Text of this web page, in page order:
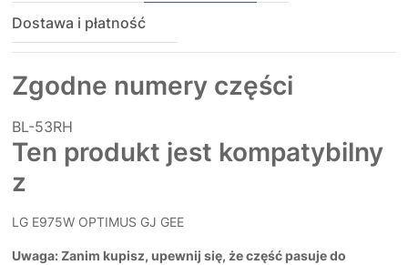
Dostawa i płatność
Zgodne numery części
BL-53RH
Ten produkt jest kompatybilny
z
LG E975W OPTIMUS GJ GEE
Uwaga: Zanim kupisz, upewnij się, że część pasuje do